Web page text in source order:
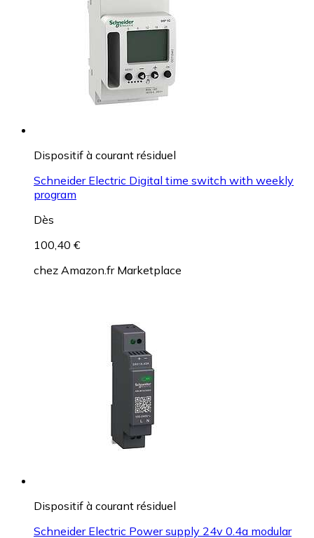
Dispositif à courant résiduel
Schneider Electric Digital time switch with weekly
program
Dès
100,40 €
chez Amazon.fr Marketplace
Dispositif à courant résiduel
Schneider Electric Power supply 24v 0.4a modular